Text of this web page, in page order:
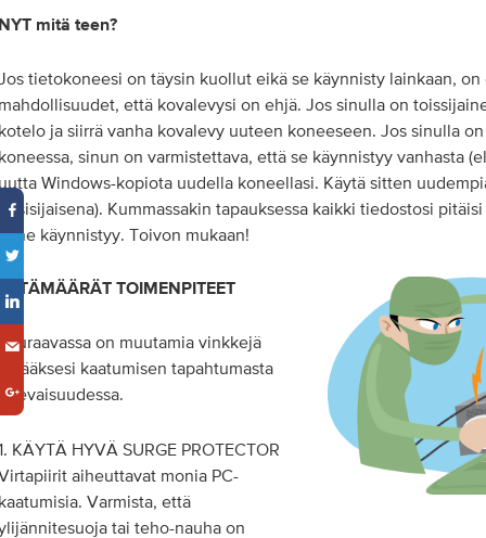
mitä teen?
tietokoneesi on täysin kuollut eikä se käynnisty lainkaan, on
että kovalevysi on ehjä. Jos sinulla on
ja siirrä vanha kovalevy uuteen koneeseen. Jos sinulla
sinun on varmistettava, että se käynnistyy vanhasta
Windows-kopiota uudella koneellasi. Käytä sitten
Kummassakin tapauksessa kaikki tiedostosi
käynnistyy. Toivon mukaan!
TOIMENPITEET
on muutamia vinkkejä
kaatumisen tapahtumasta
KÄYTÄ HYVÄ SURGE PROTECTOR
aiheuttavat monia PC-
Varmista, että
tai teho-nauha on